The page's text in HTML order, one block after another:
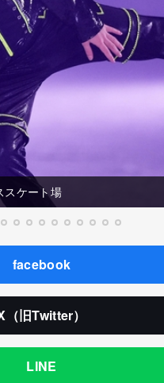
ケート場
facebook
（旧Twitter）
LINE